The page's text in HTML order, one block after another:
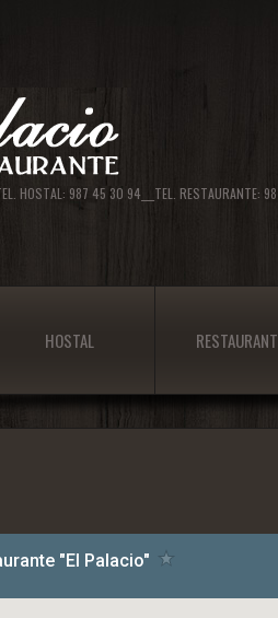
HOSTAL: 987 45 30 94___TEL. RESTAURANTE:
HOSTAL